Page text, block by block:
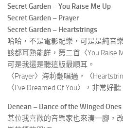
Secret Garden – You Raise Me Up
Secret Garden – Prayer
Secret Garden – Heartstrings
哈哈，不是電影配樂，可是是純音
該都耳熟能詳，第二首〈You Raise
可是我還是聽這版最順耳。
〈Prayer〉海莉翻唱過，〈
〈I’ve Dreamed Of You〉，非常好聽
Denean – Dance of the Winged Ones
某位我喜歡的音樂家也來湊一腳，